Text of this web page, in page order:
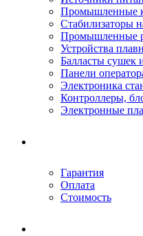
Промышленные
Стабилизаторы
Промышленные
Устройства
Балласты сушек
Панели
Электроника
Контроллеры,
Электронные
Гарантия
Оплата
Стоимость